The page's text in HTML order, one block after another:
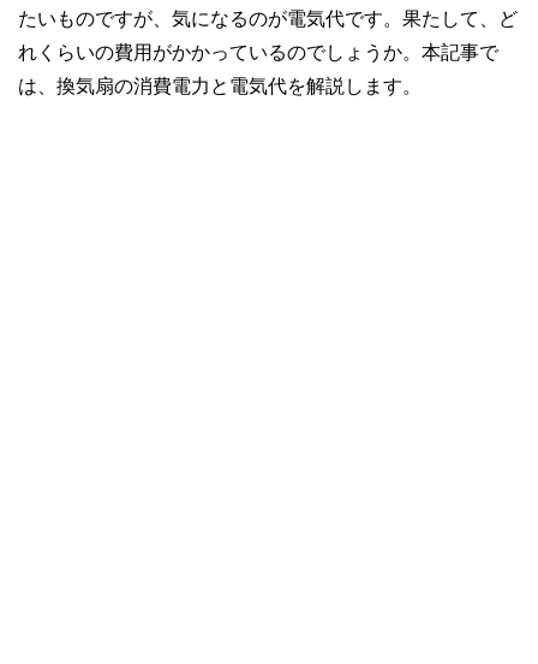
たいものですが、気になるのが電気代です。果たして、ど
れくらいの費用がかかっているのでしょうか。本記事で
は、換気扇の消費電力と電気代を解説します。